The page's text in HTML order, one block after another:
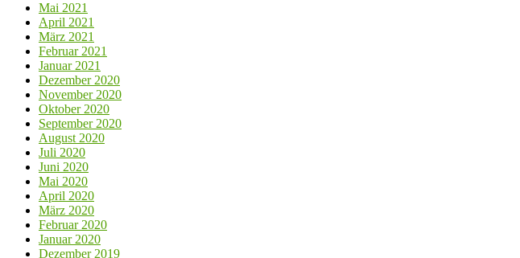
Mai 2021
April 2021
März 2021
Februar 2021
Januar 2021
Dezember 2020
November 2020
Oktober 2020
September 2020
August 2020
Juli 2020
Juni 2020
Mai 2020
April 2020
März 2020
Februar 2020
Januar 2020
Dezember 2019